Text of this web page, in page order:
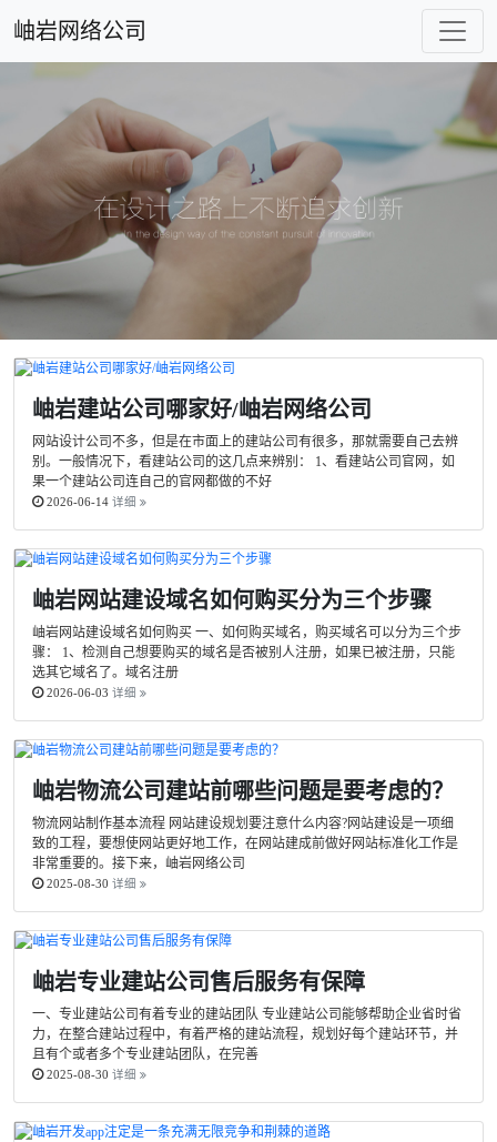
岫岩网络公司
岫岩建站公司哪家好/岫岩网络公司
网站设计公司不多，但是在市面上的建站公司有很多，那就需要自己去辨
别。一般情况下，看建站公司的这几点来辨别： 1、看建站公司官网，如
果一个建站公司连自己的官网都做的不好
2026-06-14 详细
岫岩网站建设域名如何购买分为三个步骤
岫岩网站建设域名如何购买 一、如何购买域名，购买域名可以分为三个步
骤： 1、检测自己想要购买的域名是否被别人注册，如果已被注册，只能
选其它域名了。域名注册
2026-06-03 详细
岫岩物流公司建站前哪些问题是要考虑的？
物流网站制作基本流程 网站建设规划要注意什么内容?网站建设是一项细
致的工程，要想使网站更好地工作，在网站建成前做好网站标准化工作是
非常重要的。接下来，岫岩网络公司
2025-08-30 详细
岫岩专业建站公司售后服务有保障
一、专业建站公司有着专业的建站团队 专业建站公司能够帮助企业省时省
力，在整合建站过程中，有着严格的建站流程，规划好每个建站环节，并
且有个或者多个专业建站团队，在完善
2025-08-30 详细